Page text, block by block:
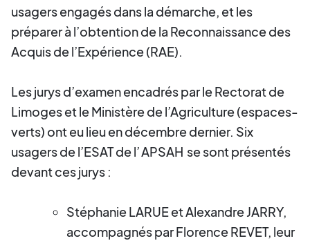
usagers engagés dans la démarche, et les
préparer à l’obtention de la Reconnaissance des
Acquis de l’Expérience (RAE).
Les jurys d’examen encadrés par le Rectorat de
Limoges et le Ministère de l’Agriculture (espaces-
verts) ont eu lieu en décembre dernier. Six
usagers de l’ESAT de l’APSAH se sont présentés
devant ces jurys :
Stéphanie LARUE et Alexandre JARRY,
accompagnés par Florence REVET, leur